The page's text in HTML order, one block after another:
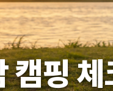
캠핑 체